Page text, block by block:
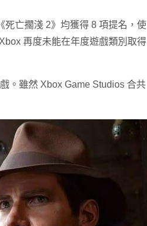
死亡擱淺 2》均獲得 8 項提名，使
再度未能在年度遊戲類別取得
。雖然 Xbox Game Studios 合共